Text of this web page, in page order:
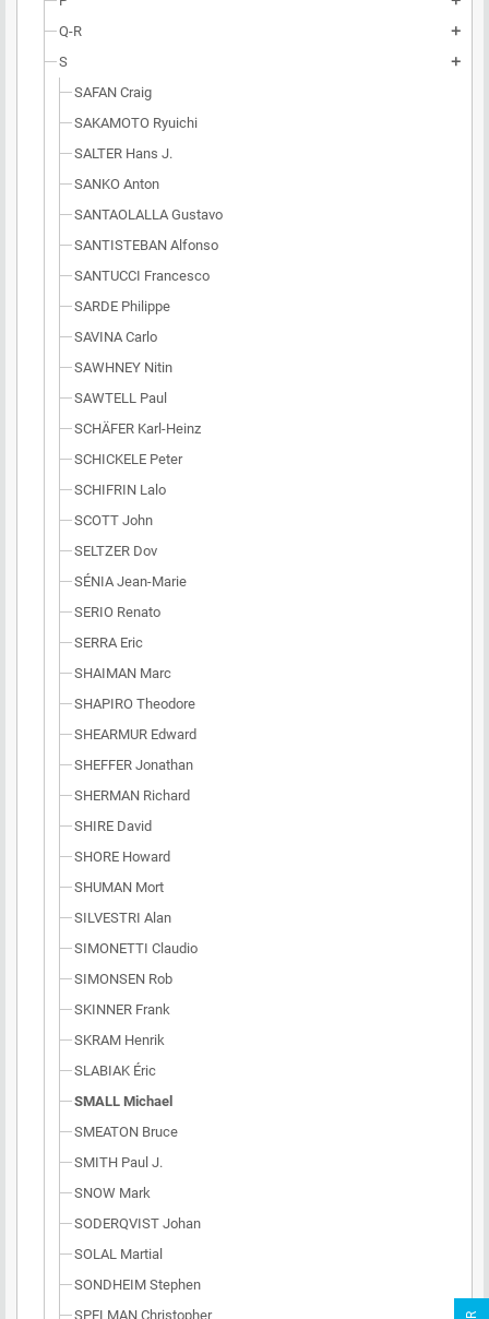
Q-R add
S add
SAFAN Craig
SAKAMOTO Ryuichi
SALTER Hans J.
SANKO Anton
SANTAOLALLA Gustavo
SANTISTEBAN Alfonso
SANTUCCI Francesco
SARDE Philippe
SAVINA Carlo
SAWHNEY Nitin
SAWTELL Paul
SCHÄFER Karl-Heinz
SCHICKELE Peter
SCHIFRIN Lalo
SCOTT John
SELTZER Dov
SÉNIA Jean-Marie
SERIO Renato
SERRA Eric
SHAIMAN Marc
SHAPIRO Theodore
SHEARMUR Edward
SHEFFER Jonathan
SHERMAN Richard
SHIRE David
SHORE Howard
SHUMAN Mort
SILVESTRI Alan
SIMONETTI Claudio
SIMONSEN Rob
SKINNER Frank
SKRAM Henrik
SLABIAK Éric
SMALL Michael
SMEATON Bruce
SMITH Paul J.
SNOW Mark
SODERQVIST Johan
SOLAL Martial
SONDHEIM Stephen
SPELMAN Christopher